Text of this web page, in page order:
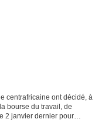
centrafricaine ont décidé, à
bourse du travail, de
2 janvier dernier pour